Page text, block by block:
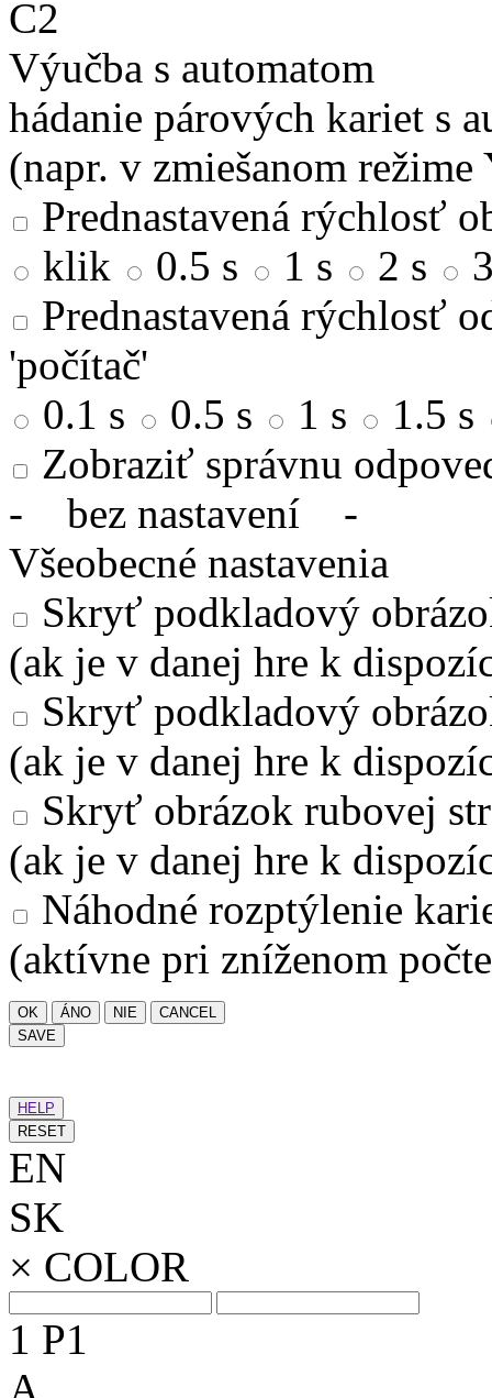
C2
Výučba s automatom
hádanie párových kariet s
(napr. v zmiešanom režime
Prednastavená rýchlosť
klik
0.5 s 1 s 2 s
Prednastavená rýchlosť
'počítač'
0.1 s
0.5 s 1 s
1.5 s
Zobraziť správnu
- bez nastavení -
Všeobecné nastavenia
Skryť podkladový
(ak je v danej hre k
Skryť podkladový
(ak je v danej hre k
Skryť obrázok rubovej
(ak je v danej hre k
Náhodné rozptýlenie
(aktívne pri zníženom
OK ÁNO NIE
CANCEL
SAVE
HELP
RESET
EN
SK
× COLOR
1 P1
A